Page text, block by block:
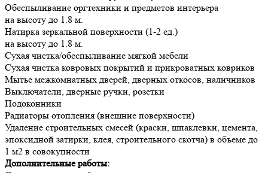
Обеспыливание оргтехники и предметов интерьера
на высоту до 1.8 м.
Натирка зеркальной поверхности (1-2 ед.)
на высоту до 1.8 м.
Сухая чистка/обеспыливание мягкой мебели
Сухая чистка ковровых покрытий и прикроватных ковриков
Мытье межкомнатных дверей, дверных откосов, наличников
Выключатели, дверные ручки, розетки
Подоконники
Радиаторы отопления (внешние поверхности)
Удаление строительных смесей (краски, шпаклевки, цемента,
эпоксидной затирки, клея, строительного скотча) в объеме до
1 м2 в совокупности
Дополнительные работы: